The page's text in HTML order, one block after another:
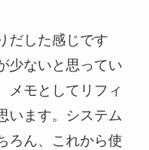
だした感じです
少ないと思ってい
メモとしてリフィ
います。システム
ろん、これから使